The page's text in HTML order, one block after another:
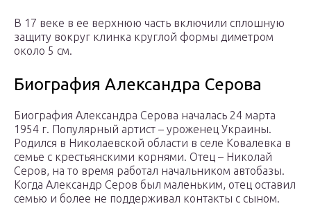
В 17 веке в ее верхнюю часть включили сплошную
защиту вокруг клинка круглой формы диметром
около 5 см.
Биография Александра Серова
Биография Александра Серова началась 24 марта
1954 г. Популярный артист – уроженец Украины.
Родился в Николаевской области в селе Ковалевка в
семье с крестьянскими корнями. Отец – Николай
Серов, на то время работал начальником автобазы.
Когда Александр Серов был маленьким, отец оставил
семью и более не поддерживал контакты с сыном.